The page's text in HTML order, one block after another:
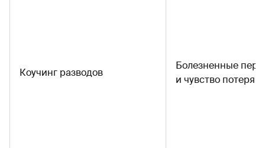
Коучинг разводов
Болезненные
и чувство